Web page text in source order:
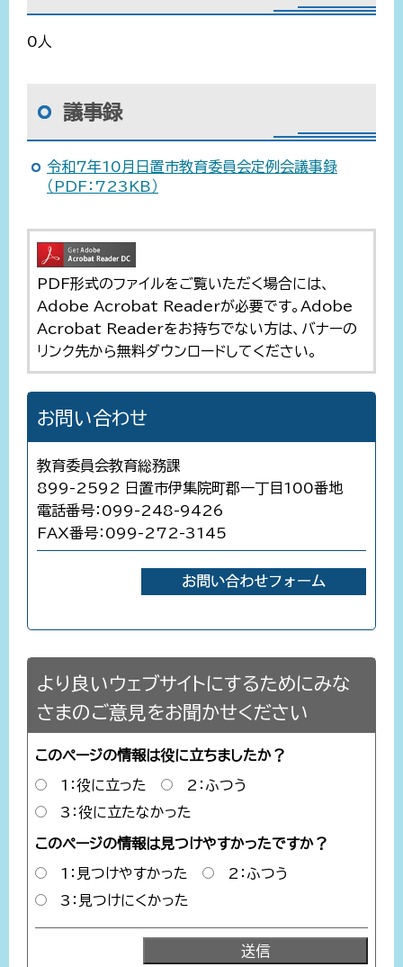
0人
議事録
令和7年10月日置市教育委員会定例会議事録
（PDF：723KB）
PDF形式のファイルをご覧いただく場合には、
Adobe Acrobat Readerが必要です。Adobe
Acrobat Readerをお持ちでない方は、バナーの
リンク先から無料ダウンロードしてください。
お問い合わせ
教育委員会教育総務課
899-2592 日置市伊集院町郡一丁目100番地
電話番号：099-248-9426
FAX番号：099-272-3145
より良いウェブサイトにするためにみな
さまのご意見をお聞かせください
このページの情報は役に立ちましたか？
1：役に立った
2：ふつう
3：役に立たなかった
このページの情報は見つけやすかったですか？
1：見つけやすかった
2：ふつう
3：見つけにくかった